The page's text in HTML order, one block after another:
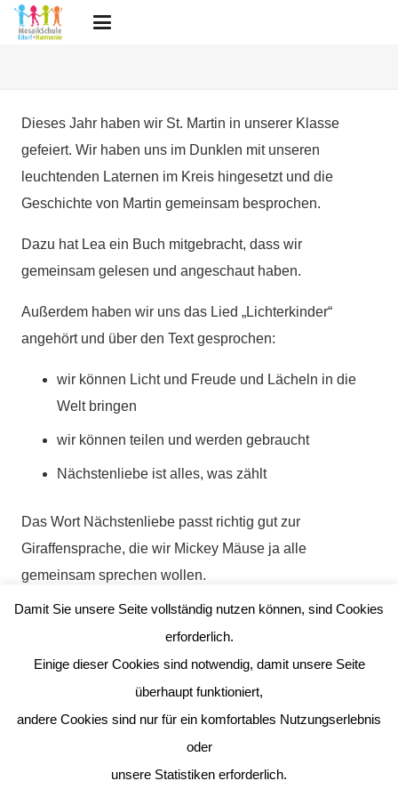
Dieses Jahr haben wir St. Martin in unserer Klasse
gefeiert. Wir haben uns im Dunklen mit unseren
leuchtenden Laternen im Kreis hingesetzt und die
Geschichte von Martin gemeinsam besprochen.
Dazu hat Lea ein Buch mitgebracht, dass wir
gemeinsam gelesen und angeschaut haben.
Außerdem haben wir uns das Lied „Lichterkinder“
angehört und über den Text gesprochen:
wir können Licht und Freude und Lächeln in die
Welt bringen
wir können teilen und werden gebraucht
Nächstenliebe ist alles, was zählt
Das Wort Nächstenliebe passt richtig gut zur
Giraffensprache, die wir Mickey Mäuse ja alle
gemeinsam sprechen wollen.
Pater Lescek hat dann über den Lautsprecher mit allen
Klassen geredet und für alle Kinder einen verpackten
Weckmann mitgebracht.
Damit Sie unsere Seite vollständig nutzen können, sind Cookies
erforderlich.
Einige dieser Cookies sind notwendig, damit unsere Seite
überhaupt funktioniert,
andere Cookies sind nur für ein komfortables Nutzungserlebnis
oder
unsere Statistiken erforderlich.